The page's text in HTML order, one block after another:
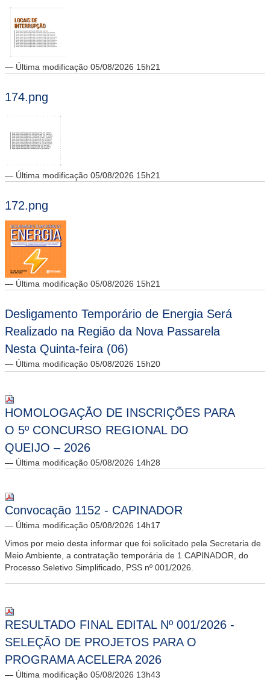
— Última modificação 05/08/2026 15h21
174.png
— Última modificação 05/08/2026 15h21
172.png
— Última modificação 05/08/2026 15h21
Desligamento Temporário de Energia Será
Realizado na Região da Nova Passarela
Nesta Quinta-feira (06)
— Última modificação 05/08/2026 15h20
HOMOLOGAÇÃO DE INSCRIÇÕES PARA
O 5º CONCURSO REGIONAL DO
QUEIJO – 2026
— Última modificação 05/08/2026 14h28
Convocação 1152 - CAPINADOR
— Última modificação 05/08/2026 14h17
Vimos por meio desta informar que foi solicitado pela Secretaria de
Meio Ambiente, a contratação temporária de 1 CAPINADOR, do
Processo Seletivo Simplificado, PSS nº 001/2026.
RESULTADO FINAL EDITAL Nº 001/2026 -
SELEÇÃO DE PROJETOS PARA O
PROGRAMA ACELERA 2026
— Última modificação 05/08/2026 13h43